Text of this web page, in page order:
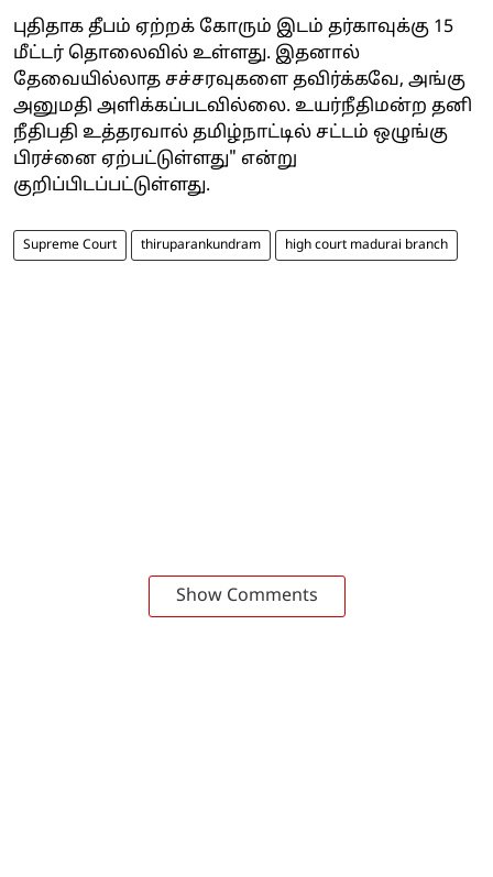
புதிதாக தீபம் ஏற்றக் கோரும் இடம் தர்காவுக்கு 15
மீட்டர் தொலைவில் உள்ளது. இதனால்
தேவையில்லாத சச்சரவுகளை தவிர்க்கவே, அங்கு
அனுமதி அளிக்கப்படவில்லை. உயர்நீதிமன்ற தனி
நீதிபதி உத்தரவால் தமிழ்நாட்டில் சட்டம் ஒழுங்கு
பிரச்னை ஏற்பட்டுள்ளது" என்று
குறிப்பிடப்பட்டுள்ளது.
Supreme Court thiruparankundram high court madurai branch
Show Comments